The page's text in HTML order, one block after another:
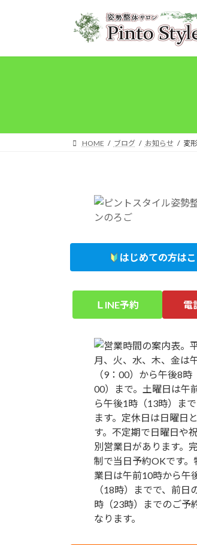
プ
動
HOME ブログ お知らせ 変
はじめての方は
ＬINE予約 電